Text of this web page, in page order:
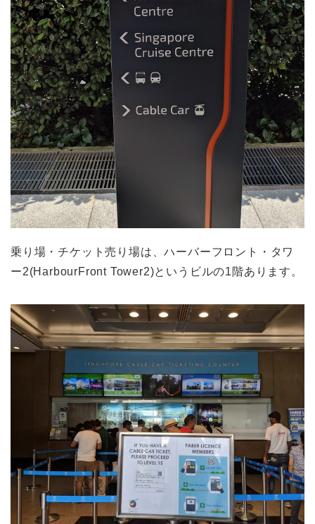
乗り場・チケット売り場は、ハーバーフロント・タワ
ー2(HarbourFront Tower2)というビルの1階あります。